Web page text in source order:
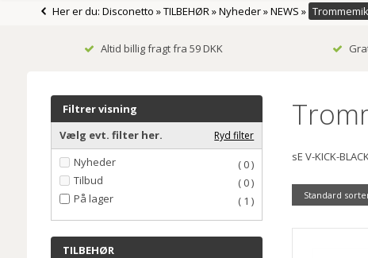
Her er du: Disconetto »TILBEHØR»Nyheder»NEWS »
Altid billig fragt fra 59 DKK
Filtrer visning
Vælg evt. filter her.
Ryd filter
Nyheder
( 0 )
Tilbud
( 0 )
På lager
( 1 )
TILBEHØR
sE V-KICK-
Standard